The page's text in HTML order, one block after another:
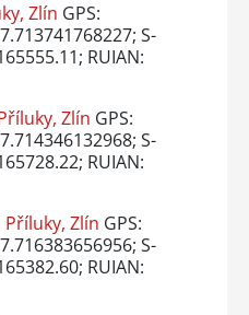
Zlín GPS:
S-
RUIAN:
Zlín GPS:
S-
RUIAN:
Příluky, Zlín GPS:
S-
RUIAN: